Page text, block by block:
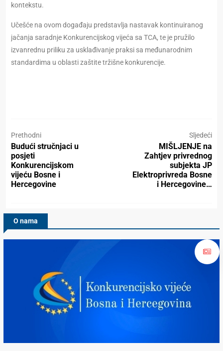
kontekstu.
Učešće na ovom događaju predstavlja nastavak kontinuiranog
jačanja saradnje Konkurencijskog vijeća sa TCA, te je pružilo
izvanrednu priliku za usklađivanje praksi sa međunarodnim
standardima u oblasti zaštite tržišne konkurencije.
Prethodni
Budući stručnjaci u
posjeti
Konkurencijskom
vijeću Bosne i
Hercegovine
Sljedeći
MIŠLJENJE na
Zahtjev privrednog
subjekta JP
Elektroprivreda Bosne
i Hercegovine…
O nama